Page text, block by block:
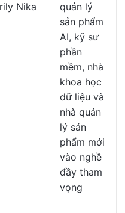
Nika
quản lý
sản phẩm
AI, kỹ sư
phần
mềm, nhà
khoa học
dữ liệu và
nhà quản
lý sản
phẩm mới
vào nghề
đầy tham
vọng